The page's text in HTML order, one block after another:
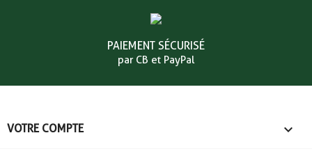
PAIEMENT SÉCURISÉ
par CB et PayPal
VOTRE COMPTE 